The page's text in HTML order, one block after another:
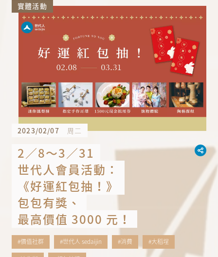
實體活動
2023/02/07 周二
2／8～3／31
世代人會員活動：
《好運紅包抽！》
包包有獎、
最高價值 3000 元！
#價值社群 #世代人 sedaijin #消費
#大稻埕